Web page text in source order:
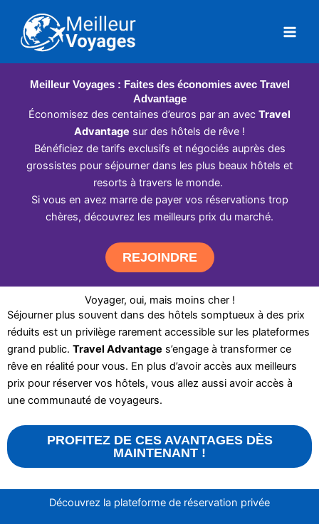
contenu
Meilleur Voyages : Faites des économies avec Travel
Advantage
Économisez des centaines d’euros par an avec Travel
Advantage sur des hôtels de rêve !
Bénéficiez de tarifs exclusifs et négociés auprès des
grossistes pour séjourner dans les plus beaux hôtels et
resorts à travers le monde.
Si vous en avez marre de payer vos réservations trop
chères, découvrez les meilleurs prix du marché.
REJOINDRE
Voyager, oui, mais moins cher !
Séjourner plus souvent dans des hôtels somptueux à des prix
réduits est un privilège rarement accessible sur les plateformes
grand public. Travel Advantage s’engage à transformer ce
rêve en réalité pour vous. En plus d’avoir accès aux meilleurs
prix pour réserver vos hôtels, vous allez aussi avoir accès à
une communauté de voyageurs.
PROFITEZ DE CES AVANTAGES DÈS
MAINTENANT !
Découvrez la plateforme de réservation privée